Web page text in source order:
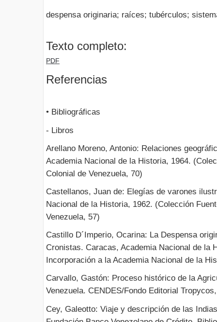
despensa originaria; raíces; tubérculos;
Texto completo:
PDF
Referencias
• Bibliográficas
- Libros
Arellano Moreno, Antonio: Relaciones
Academia Nacional de la Historia, 1964.
Colonial de Venezuela, 70)
Castellanos, Juan de: Elegías de varones
Nacional de la Historia, 1962. (Colección
Venezuela, 57)
Castillo D´Imperio, Ocarina: La Despensa
Cronistas. Caracas, Academia Nacional de la
Incorporación a la Academia Nacional de la
Carvallo, Gastón: Proceso histórico de la
Venezuela. CENDES/Fondo Editorial
Cey, Galeotto: Viaje y descripción de las